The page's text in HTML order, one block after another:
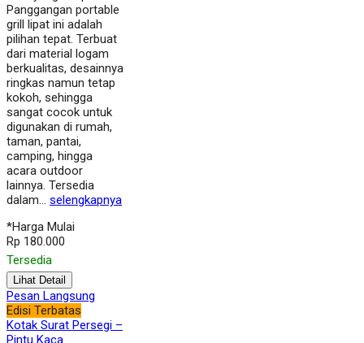
Panggangan portable
grill lipat ini adalah
pilihan tepat. Terbuat
dari material logam
berkualitas, desainnya
ringkas namun tetap
kokoh, sehingga
sangat cocok untuk
digunakan di rumah,
taman, pantai,
camping, hingga
acara outdoor
lainnya. Tersedia
dalam… selengkapnya
*Harga Mulai
Rp 180.000
Tersedia
Lihat Detail
Pesan Langsung
Edisi Terbatas
Kotak Surat Persegi –
Pintu Kaca